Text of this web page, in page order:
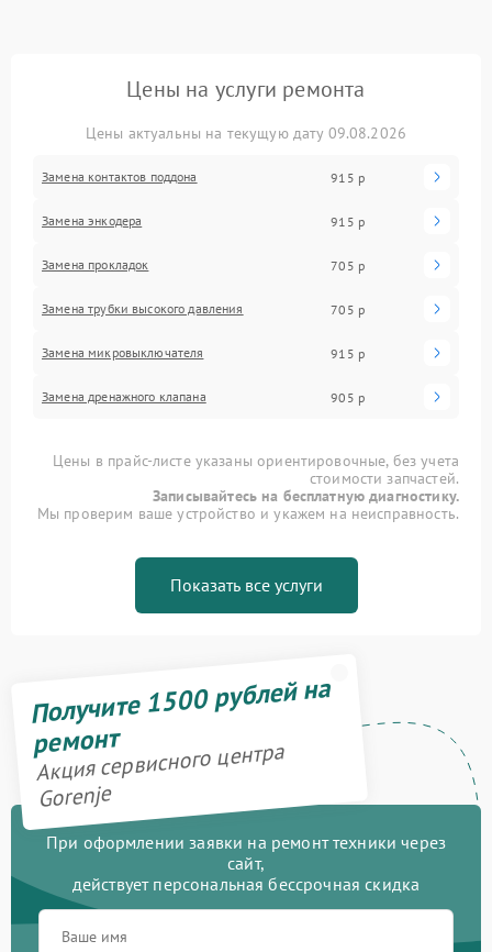
Цены на услуги ремонта
Цены актуальны на текущую дату 09.08.2026
Замена контактов поддона 915 р
Замена энкодера 915 р
Замена прокладок 705 р
Замена трубки высокого давления 705 р
Замена микровыключателя 915 р
Замена дренажного клапана 905 р
Цены в прайс-листе указаны ориентировочные, без учета
стоимости запчастей.
Записывайтесь на бесплатную диагностику.
Мы проверим ваше устройство и укажем на неисправность.
Показать все услуги
Получите 1500 рублей на
ремонт
Акция сервисного центра
Gorenje
При оформлении заявки на ремонт техники через
сайт,
действует персональная бессрочная скидка